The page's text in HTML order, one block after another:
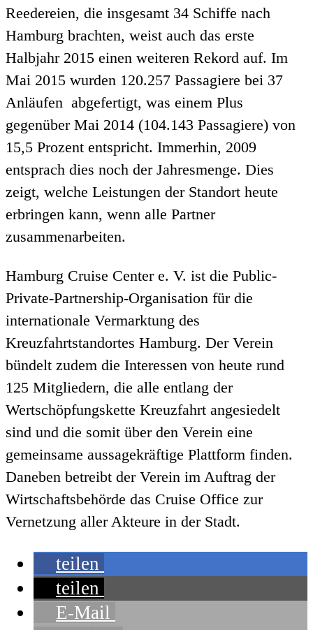
Reedereien, die insgesamt 34 Schiffe nach
Hamburg brachten, weist auch das erste
Halbjahr 2015 einen weiteren Rekord auf. Im
Mai 2015 wurden 120.257 Passagiere bei 37
Anläufen abgefertigt, was einem Plus
gegenüber Mai 2014 (104.143 Passagiere) von
15,5 Prozent entspricht. Immerhin, 2009
entsprach dies noch der Jahresmenge. Dies
zeigt, welche Leistungen der Standort heute
erbringen kann, wenn alle Partner
zusammenarbeiten.
Hamburg Cruise Center e. V. ist die Public-
Private-Partnership-Organisation für die
internationale Vermarktung des
Kreuzfahrtstandortes Hamburg. Der Verein
bündelt zudem die Interessen von heute rund
125 Mitgliedern, die alle entlang der
Wertschöpfungskette Kreuzfahrt angesiedelt
sind und die somit über den Verein eine
gemeinsame aussagekräftige Plattform finden.
Daneben betreibt der Verein im Auftrag der
Wirtschaftsbehörde das Cruise Office zur
Vernetzung aller Akteure in der Stadt.
teilen
teilen
E-Mail